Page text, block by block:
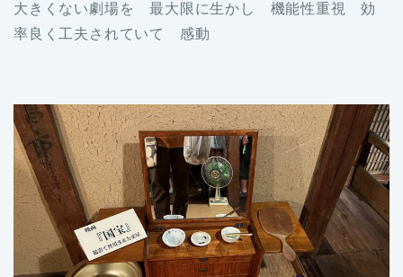
大きくない劇場を 最大限に生かし 機能性重視 効
率良く工夫されていて 感動